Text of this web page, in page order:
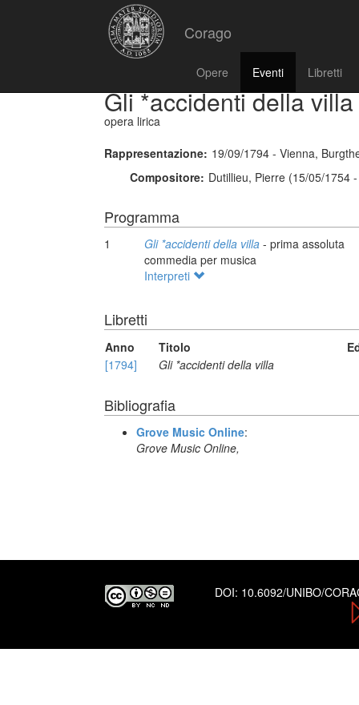
Corago
Opere Eventi Libretti
Gli *accidenti della villa
opera lirica
Rappresentazione: 19/09/1794 - Vienna,
Compositore: Dutillieu, Pierre (15/05/1754
Programma
1 Gli *accidenti della villa - prima assoluta
commedia per musica
Interpreti
Libretti
Anno Titolo
[1794]
Gli *accidenti della villa
Bibliografia
Grove Music Online:
Grove Music Online,
DOI: 10.6092/UNIBO/